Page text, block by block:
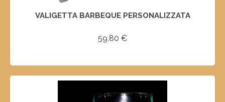
VALIGETTA BARBEQUE PERSONALIZZATA
59,80 €